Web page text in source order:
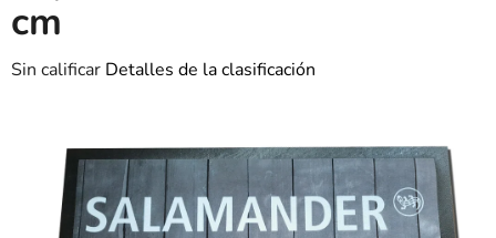
cm
La
producto
Sin calificar Detalles de la clasificación